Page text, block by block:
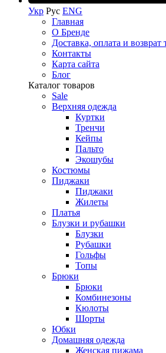
Укр Рус ENG
Главная
О Бренде
Доставка, оплата и возврат
Контакты
Карта сайта
Блог
Каталог товаров
Sale
Верхняя одежда
Куртки
Тренчи
Кейпы
Пальто
Экошубы
Костюмы
Пиджаки
Пиджаки
Жилеты
Платья
Блузки и рубашки
Блузки
Рубашки
Гольфы
Топы
Брюки
Брюки
Комбинезоны
Кюлоты
Шорты
Юбки
Домашняя одежда
Женская пижама